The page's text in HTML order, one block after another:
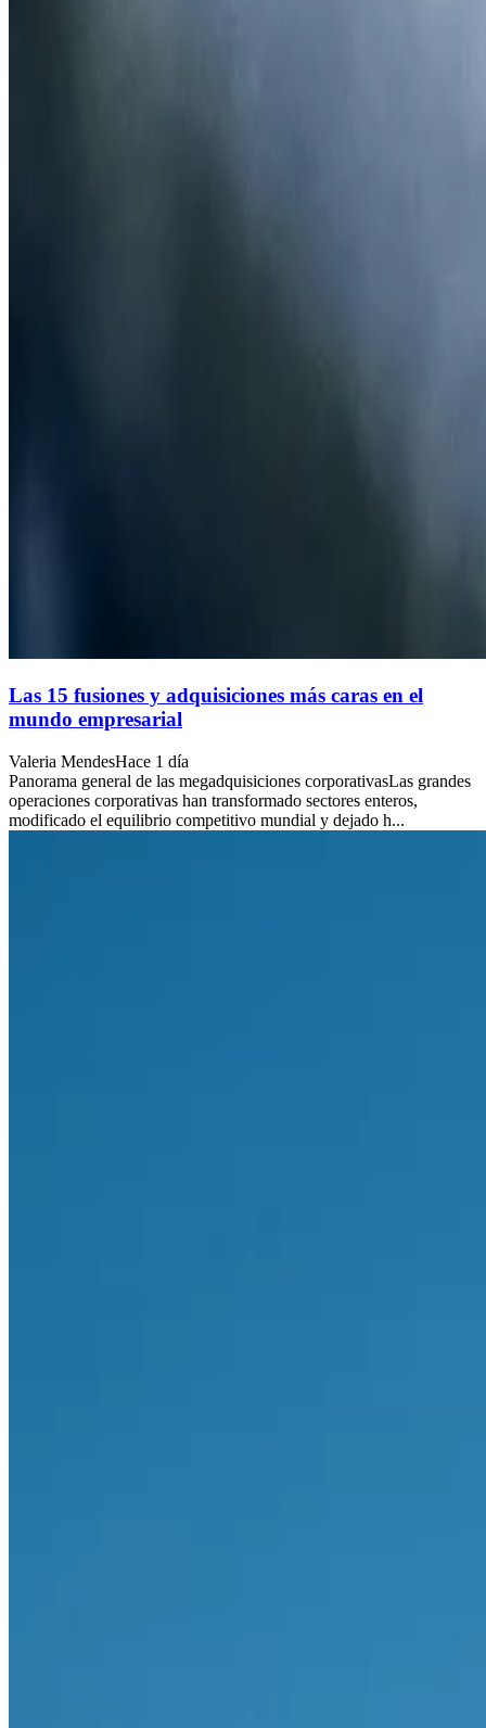
Las 15 fusiones y adquisiciones más caras en el
mundo empresarial
Valeria MendesHace 1 día
Panorama general de las megadquisiciones corporativasLas grandes
operaciones corporativas han transformado sectores enteros,
modificado el equilibrio competitivo mundial y dejado h...